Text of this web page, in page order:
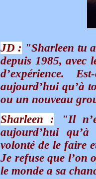
JD : "Sharleen tu
depuis 1985, avec
d’expérience.
aujourd’hui qu’à
ou un nouveau
Sharleen : "Il
aujourd’hui
volonté de le faire
Je refuse que l’on
le monde a sa